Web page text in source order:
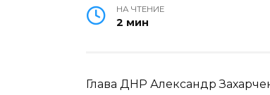
НА ЧТЕНИЕ
2 мин
Глава ДНР Александр